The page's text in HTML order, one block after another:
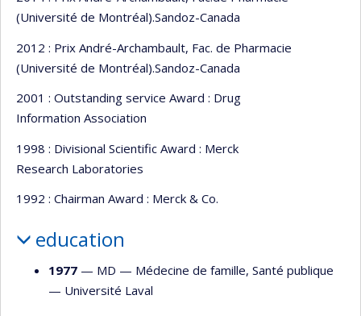
(Université de Montréal).Sandoz-Canada
2012 : Prix André-Archambault, Fac. de Pharmacie
(Université de Montréal).Sandoz-Canada
2001 : Outstanding service Award : Drug
Information Association
1998 : Divisional Scientific Award : Merck
Research Laboratories
1992 : Chairman Award : Merck & Co.
education
1977 — MD — Médecine de famille, Santé publique
— Université Laval